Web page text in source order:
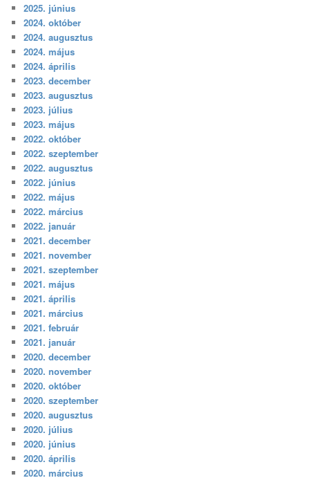
2025. június
2024. október
2024. augusztus
2024. május
2024. április
2023. december
2023. augusztus
2023. július
2023. május
2022. október
2022. szeptember
2022. augusztus
2022. június
2022. május
2022. március
2022. január
2021. december
2021. november
2021. szeptember
2021. május
2021. április
2021. március
2021. február
2021. január
2020. december
2020. november
2020. október
2020. szeptember
2020. augusztus
2020. július
2020. június
2020. április
2020. március